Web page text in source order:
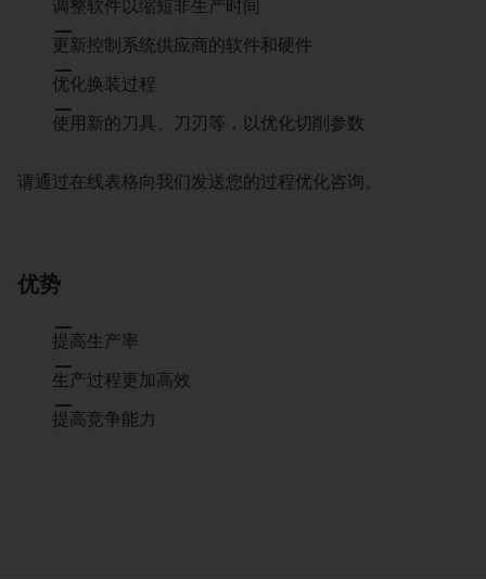
调整软件以缩短非生产时间
更新控制系统供应商的软件和硬件
优化换装过程
使用新的刀具、刀刃等，以优化切削参数
请通过在线表格向我们发送您的过程优化咨询。
优势
提高生产率
生产过程更加高效
提高竞争能力